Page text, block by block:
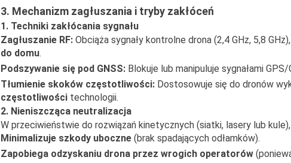
3. Mechanizm zagłuszania i tryby zakłóceń
1. Techniki zakłócania sygnału
Zagłuszanie RF: Obciąża sygnały kontrolne drona (2,4 GHz, 5,8
do domu.
Podszywanie się pod GNSS: Blokuje lub manipuluje sygnałami
Tłumienie skoków częstotliwości: Dostosowuje się do dronów
częstotliwości technologii.
2. Nieniszcząca neutralizacja
W przeciwieństwie do rozwiązań kinetycznych (siatki, lasery lub
Minimalizuje szkody uboczne (brak spadających odłamków).
Zapobiega odzyskaniu drona przez wrogich operatorów